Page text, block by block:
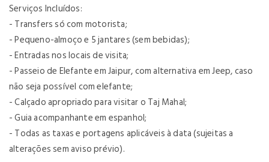
Serviços Incluídos:
- Transfers só com motorista;
- Pequeno-almoço e 5 jantares (sem bebidas);
- Entradas nos locais de visita;
- Passeio de Elefante em Jaipur, com alternativa em Jeep, caso
não seja possível com elefante;
- Calçado apropriado para visitar o Taj Mahal;
- Guia acompanhante em espanhol;
- Todas as taxas e portagens aplicáveis à data (sujeitas a
alterações sem aviso prévio).